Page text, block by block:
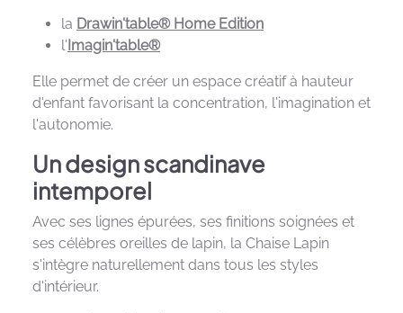
la Drawin'table® Home Edition
l' Imagin'table®
Elle permet de créer un espace créatif à hauteur
d'enfant favorisant la concentration, l'imagination et
l'autonomie.
Un design scandinave
intemporel
Avec ses lignes épurées, ses finitions soignées et
ses célèbres oreilles de lapin, la Chaise Lapin
s'intègre naturellement dans tous les styles
d'intérieur.